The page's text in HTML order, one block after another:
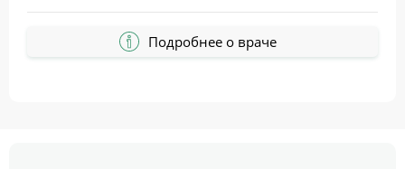
Подробнее о враче